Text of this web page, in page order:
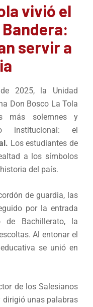
vivió el
servir a
2025, la Unidad
Don Bosco La Tola
más solemnes y
institucional: el
Los estudiantes de
a los símbolos
del país.
de guardia, las
por la entrada
de Bachillerato, la
Al entonar el
se unió en
de los Salesianos
dirigió unas palabras